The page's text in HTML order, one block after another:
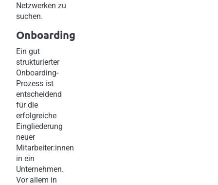
Netzwerken zu
suchen.
Onboarding
Ein gut
strukturierter
Onboarding-
Prozess ist
entscheidend
für die
erfolgreiche
Eingliederung
neuer
Mitarbeiter:innen
in ein
Unternehmen.
Vor allem in